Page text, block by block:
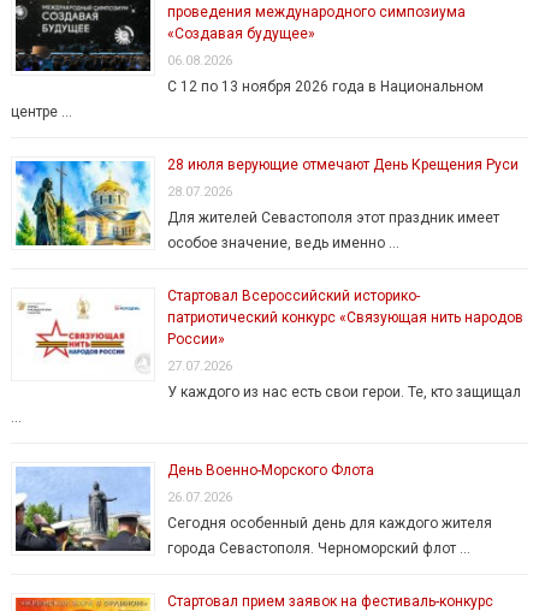
проведения международного симпозиума
«Создавая будущее»
06.08.2026
С 12 по 13 ноября 2026 года в Национальном
центре …
28 июля верующие отмечают День Крещения Руси
28.07.2026
Для жителей Севастополя этот праздник имеет
особое значение, ведь именно …
Стартовал Всероссийский историко-
патриотический конкурс «Связующая нить народов
России»
27.07.2026
У каждого из нас есть свои герои. Те, кто защищал
…
День Военно-Морского Флота
26.07.2026
Сегодня особенный день для каждого жителя
города Севастополя. Черноморский флот …
Стартовал прием заявок на фестиваль-конкурс